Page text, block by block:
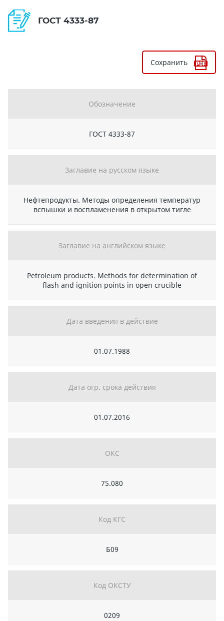
ГОСТ 4333-87
Сохранить
Обозначение
ГОСТ 4333-87
Заглавие на русском языке
Нефтепродукты. Методы определения температур
вспышки и воспламенения в открытом тигле
Заглавие на английском языке
Petroleum products. Methods for determination of
flash and ignition points in open crucible
Дата введения в действие
01.07.1988
Дата огр. срока действия
01.07.2016
ОКС
75.080
Код КГС
Б09
Код ОКСТУ
0209